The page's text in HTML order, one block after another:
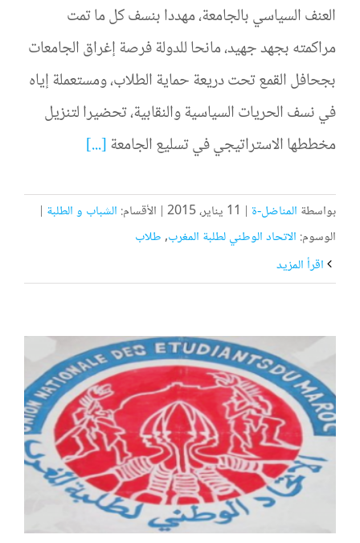
العنف السياسي بالجامعة، مهددا بنسف كل ما تمت
مراكمته بجهد جهيد، مانحا للدولة فرصة إغراق الجامعات
بجحافل القمع تحت دريعة حماية الطلاب، ومستعملة إياه
في نسف الحريات السياسية والنقابية، تحضيرا لتنزيل
مخططها الاستراتيجي في تسليع الجامعة[...]
بواسطة المناضل-ة | 11 يناير، 2015 | الأقسام: الشباب و الطلبة |
الوسوم: الاتحاد الوطني لطلبة المغرب,طلاب